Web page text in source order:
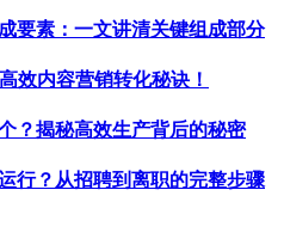
要素：一文讲清关键组成部分
效内容营销转化秘诀！
？揭秘高效生产背后的秘密
行？从招聘到离职的完整步骤